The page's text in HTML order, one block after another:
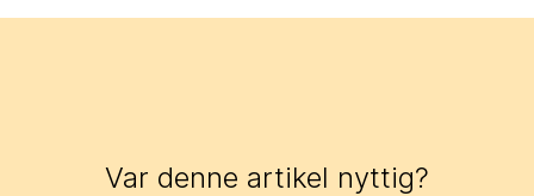
Var denne artikel nyttig?